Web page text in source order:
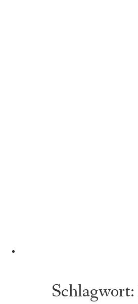
Schlagwort: